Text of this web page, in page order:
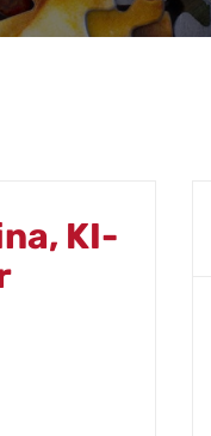
KI-